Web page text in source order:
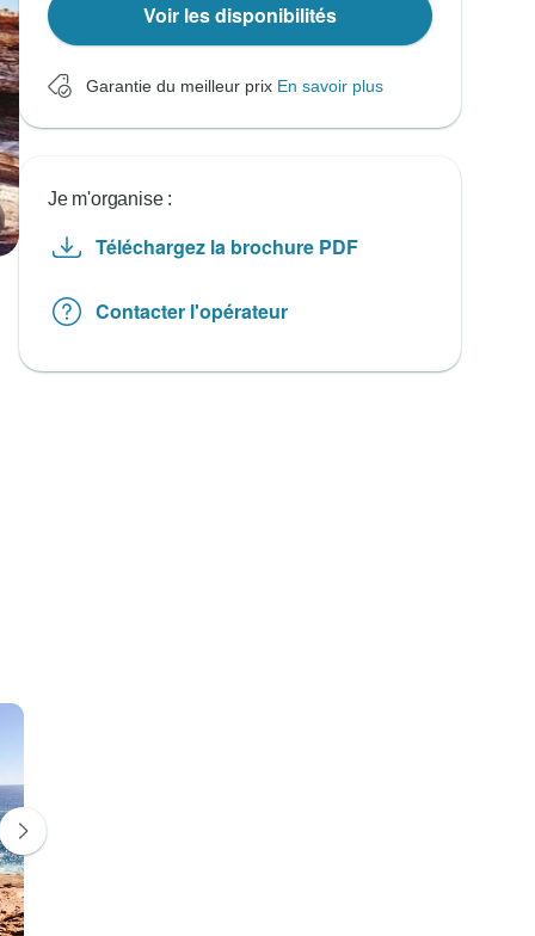
Voir les disponibilités
Garantie du meilleur prix En savoir plus
Je m'organise :
Téléchargez la brochure PDF
Contacter l'opérateur